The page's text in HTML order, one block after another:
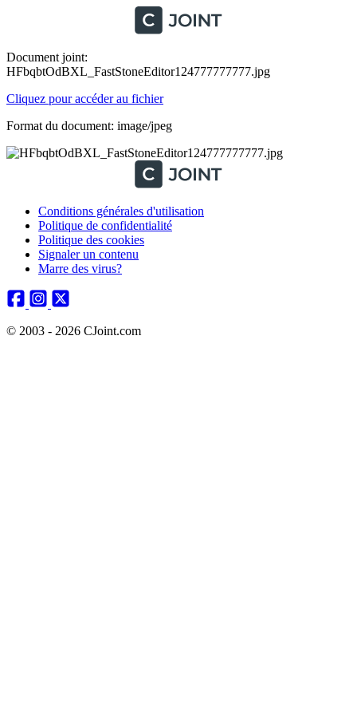
Document joint:
HFbqbtOdBXL_FastStoneEditor124777777777.jpg
Cliquez pour accéder au fichier
Format du document: image/jpeg
Conditions générales d'utilisation
Politique de confidentialité
Politique des cookies
Signaler un contenu
Marre des virus?
© 2003 - 2026 CJoint.com